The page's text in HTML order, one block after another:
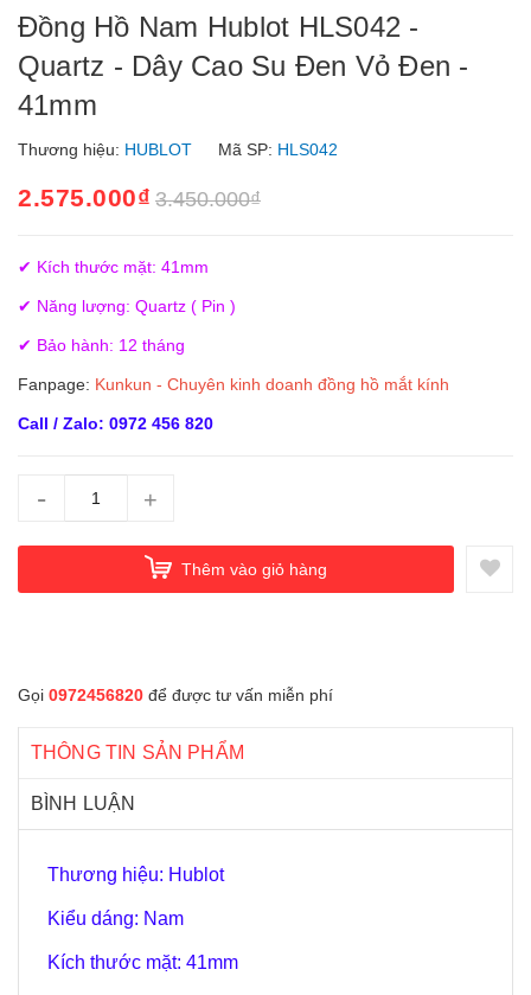
Đồng Hồ Nam Hublot HLS042 -
Quartz - Dây Cao Su Đen Vỏ Đen -
41mm
Thương hiệu: HUBLOT Mã SP: HLS042
2.575.000₫ 3.450.000₫
✔ Kích thước mặt: 41mm
✔ Năng lượng: Quartz ( Pin )
✔ Bảo hành: 12 tháng
Fanpage: Kunkun - Chuyên kinh doanh đồng hồ mắt kính
Call / Zalo: 0972 456 820
- +
Thêm vào giỏ hàng
Gọi 0972456820 để được tư vấn miễn phí
THÔNG TIN SẢN PHẨM
BÌNH LUẬN
Thương hiệu: Hublot
Kiểu dáng: Nam
Kích thước mặt: 41mm